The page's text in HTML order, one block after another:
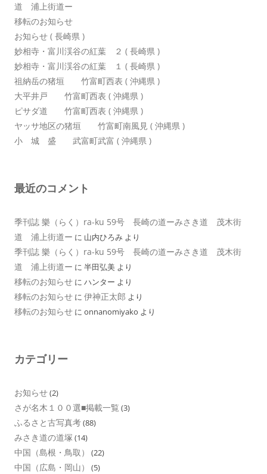
道 浦上街道ー
移転のお知らせ
お知らせ ( 長崎県 )
妙相寺・富川渓谷の紅葉 ２ ( 長崎県 )
妙相寺・富川渓谷の紅葉 １ ( 長崎県 )
祖納岳の猪垣 竹富町西表 ( 沖縄県 )
大平井戸 竹富町西表 ( 沖縄県 )
ピサダ道 竹富町西表 ( 沖縄県 )
ヤッサ地区の猪垣 竹富町南風見 ( 沖縄県 )
小 城 盛 武富町武富 ( 沖縄県 )
最近のコメント
季刊誌 樂（らく）ra-ku 59号 長崎の道ーみさき道 茂木街
道 浦上街道ー に 山内ひろみ より
季刊誌 樂（らく）ra-ku 59号 長崎の道ーみさき道 茂木街
道 浦上街道ー に 半田弘美 より
移転のお知らせ に ハンター より
移転のお知らせ に 伊神正太郎 より
移転のお知らせ に onnanomiyako より
カテゴリー
お知らせ(2)
さが名木１００選■掲載一覧 (3)
ふるさと古写真考(88)
みさき道の道塚 (14)
中国（島根・鳥取） (22)
中国（広島・岡山） (5)